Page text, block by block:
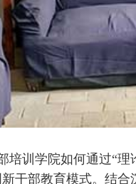
培训学院如何通过“
干部教育模式。结